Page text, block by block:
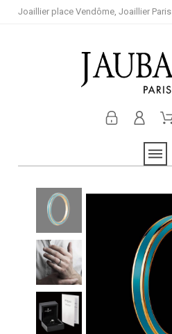
Joaillier place Vendôme, Joaillier Paris